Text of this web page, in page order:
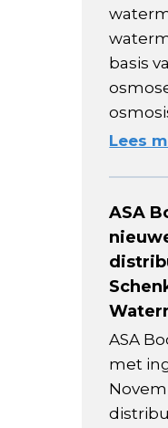
basis
Lees
ASA
ASA
met